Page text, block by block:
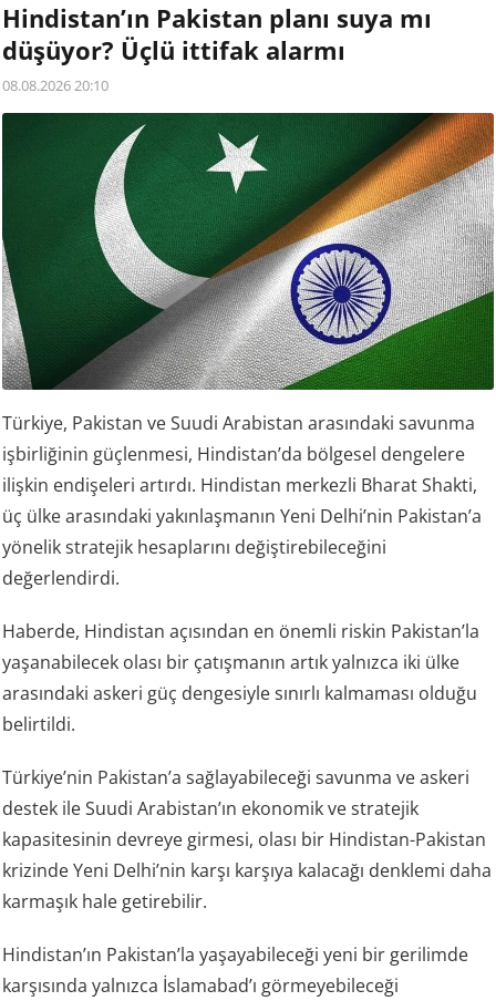
Hindistan’ın Pakistan planı suya mı
düşüyor? Üçlü ittifak alarmı
08.08.2026 20:10
Türkiye, Pakistan ve Suudi Arabistan arasındaki savunma
işbirliğinin güçlenmesi, Hindistan’da bölgesel dengelere
ilişkin endişeleri artırdı. Hindistan merkezli Bharat Shakti,
üç ülke arasındaki yakınlaşmanın Yeni Delhi’nin Pakistan’a
yönelik stratejik hesaplarını değiştirebileceğini
değerlendirdi.
Haberde, Hindistan açısından en önemli riskin Pakistan’la
yaşanabilecek olası bir çatışmanın artık yalnızca iki ülke
arasındaki askeri güç dengesiyle sınırlı kalmaması olduğu
belirtildi.
Türkiye’nin Pakistan’a sağlayabileceği savunma ve askeri
destek ile Suudi Arabistan’ın ekonomik ve stratejik
kapasitesinin devreye girmesi, olası bir Hindistan-Pakistan
krizinde Yeni Delhi’nin karşı karşıya kalacağı denklemi daha
karmaşık hale getirebilir.
Hindistan’ın Pakistan’la yaşayabileceği yeni bir gerilimde
karşısında yalnızca İslamabad’ı görmeyebileceği